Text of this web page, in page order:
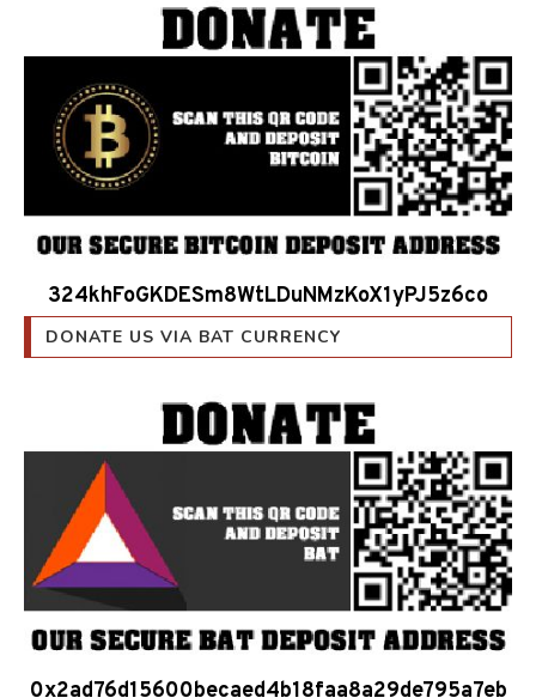
324khFoGKDESm8WtLDuNMzKoX1yPJ5z6co
DONATE US VIA BAT CURRENCY
0x2ad76d15600becaed4b18faa8a29de795a7eb